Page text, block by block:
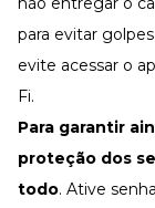
para evitar
evite acessar o
Fi.
Para garantir
proteção dos
todo. Ative